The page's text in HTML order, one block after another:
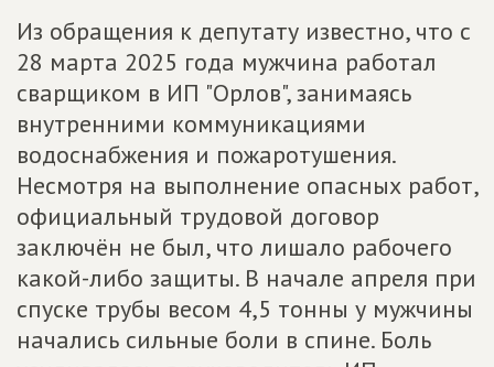
Из обращения к депутату известно, что с
28 марта 2025 года мужчина работал
сварщиком в ИП "Орлов", занимаясь
внутренними коммуникациями
водоснабжения и пожаротушения.
Несмотря на выполнение опасных работ,
официальный трудовой договор
заключён не был, что лишало рабочего
какой-либо защиты. В начале апреля при
спуске трубы весом 4,5 тонны у мужчины
начались сильные боли в спине. Боль